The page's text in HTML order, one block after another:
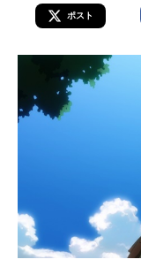
ポスト